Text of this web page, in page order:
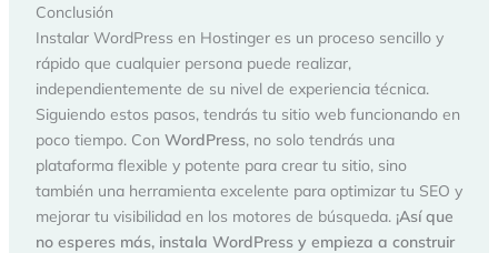
Conclusión
Instalar WordPress en Hostinger es un proceso sencillo y
rápido que cualquier persona puede realizar,
independientemente de su nivel de experiencia técnica.
Siguiendo estos pasos, tendrás tu sitio web funcionando en
poco tiempo. Con WordPress, no solo tendrás una
plataforma flexible y potente para crear tu sitio, sino
también una herramienta excelente para optimizar tu SEO y
mejorar tu visibilidad en los motores de búsqueda. ¡Así que
no esperes más, instala WordPress y empieza a construir